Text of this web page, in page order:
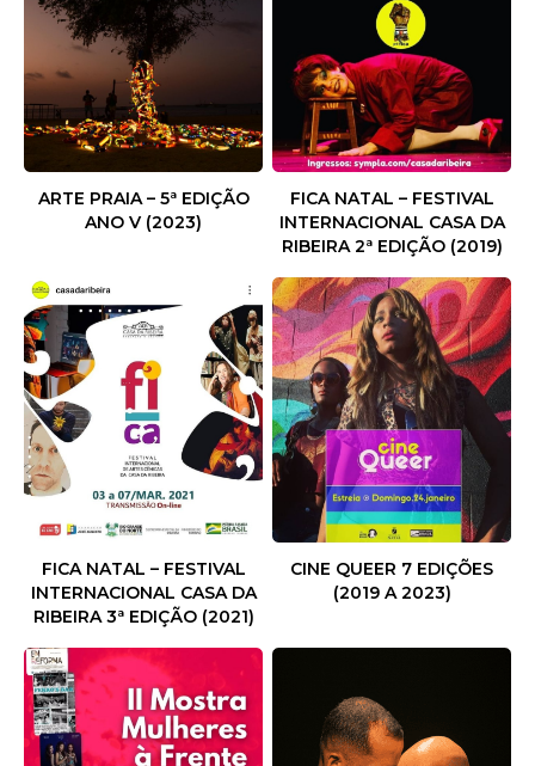
ARTE PRAIA – 5ª EDIÇÃO
ANO V (2023)
FICA NATAL – FESTIVAL
INTERNACIONAL CASA DA
RIBEIRA 2ª EDIÇÃO (2019)
FICA NATAL – FESTIVAL
INTERNACIONAL CASA DA
RIBEIRA 3ª EDIÇÃO (2021)
CINE QUEER 7 EDIÇÕES
(2019 A 2023)